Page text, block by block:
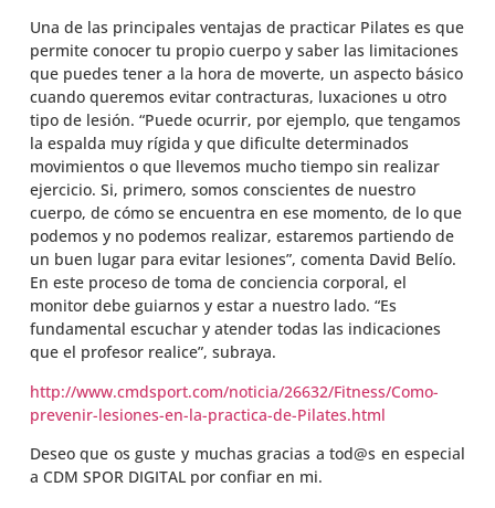
Una de las principales ventajas de practicar Pilates es que
permite conocer tu propio cuerpo y saber las limitaciones
que puedes tener a la hora de moverte, un aspecto básico
cuando queremos evitar contracturas, luxaciones u otro
tipo de lesión. “Puede ocurrir, por ejemplo, que tengamos
la espalda muy rígida y que dificulte determinados
movimientos o que llevemos mucho tiempo sin realizar
ejercicio. Si, primero, somos conscientes de nuestro
cuerpo, de cómo se encuentra en ese momento, de lo que
podemos y no podemos realizar, estaremos partiendo de
un buen lugar para evitar lesiones”, comenta David Belío.
En este proceso de toma de conciencia corporal, el
monitor debe guiarnos y estar a nuestro lado. “Es
fundamental escuchar y atender todas las indicaciones
que el profesor realice”, subraya.
http://www.cmdsport.com/noticia/26632/Fitness/Como-
prevenir-lesiones-en-la-practica-de-Pilates.html
Deseo que os guste y muchas gracias a tod@s en especial
a CDM SPOR DIGITAL por confiar en mi.